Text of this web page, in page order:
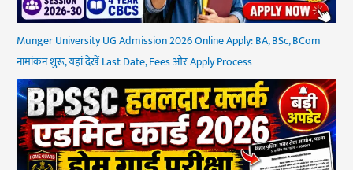
Munger University UG Admission 2026 Online Apply: BA, BSc, BCom
नामांकन शुरू, यहां देखें Last Date, Fees और Apply Process